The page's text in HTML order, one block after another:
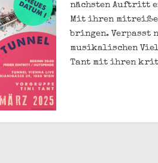
nächsten Auftritt
Mit ihren
bringen. Verpasst
musikalischen
Tant mit ihren